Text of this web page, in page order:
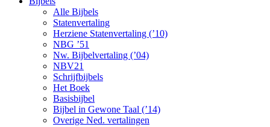
Alle Bijbels
Statenvertaling
Herziene Statenvertaling (’10)
NBG ’51
Nw. Bijbelvertaling (’04)
NBV21
Schrijfbijbels
Het Boek
Basisbijbel
Bijbel in Gewone Taal (’14)
Overige Ned. vertalingen